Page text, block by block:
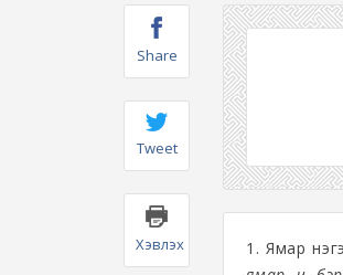
Share
Tweet
Хэвлэх 1. Ямар